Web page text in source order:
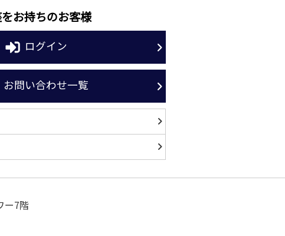
お持ちのお客様
ログイン
お問い合わせ一覧
ー7階